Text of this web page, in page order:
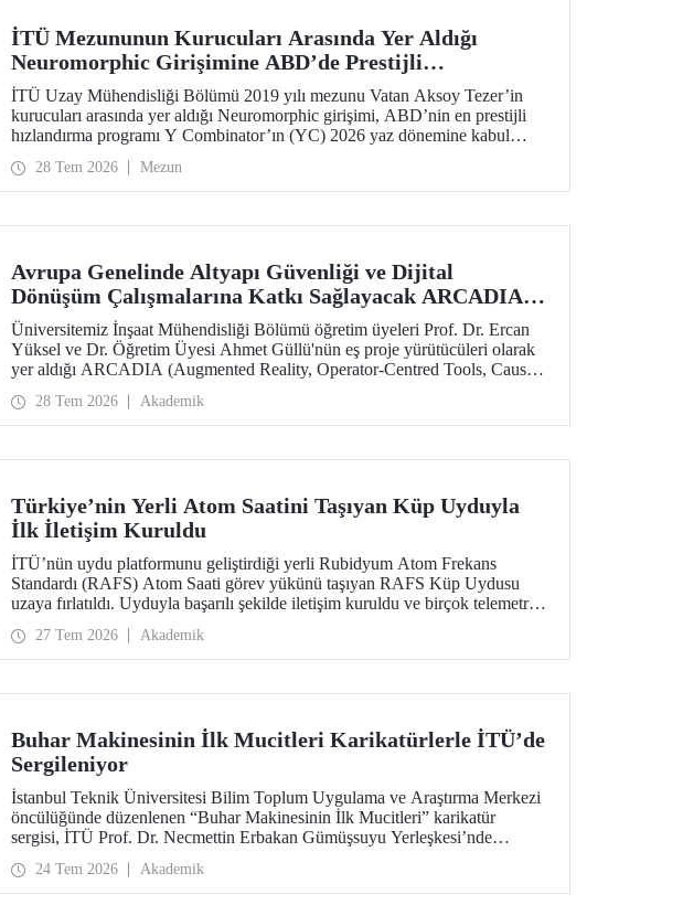
İTÜ Mezununun Kurucuları Arasında Yer Aldığı
Neuromorphic Girişimine ABD’de Prestijli
Hızlandırma Desteği
İTÜ Uzay Mühendisliği Bölümü 2019 yılı mezunu Vatan Aksoy Tezer’in
kurucuları arasında yer aldığı Neuromorphic girişimi, ABD’nin en prestijli
hızlandırma programı Y Combinator’ın (YC) 2026 yaz dönemine kabul
28 Tem 2026 Mezun
Avrupa Genelinde Altyapı Güvenliği ve Dijital
Dönüşüm Çalışmalarına Katkı Sağlayacak ARCADIA
Projesine MSCA Staff Exchanges Programı Desteği
Üniversitemiz İnşaat Mühendisliği Bölümü öğretim üyeleri Prof. Dr. Ercan
Yüksel ve Dr. Öğretim Üyesi Ahmet Güllü'nün eş proje yürütücüleri olarak
yer aldığı ARCADIA (Augmented Reality, Operator-Centred Tools, Causal
Avrupa Birliği Marie Skłodowska-Curie Actions (MSCA) Staff Exchanges
Programı kapsamında desteklenmeye hak kazandı.
28 Tem 2026 Akademik
Türkiye’nin Yerli Atom Saatini Taşıyan Küp Uyduyla
İlk İletişim Kuruldu
İTÜ’nün uydu platformunu geliştirdiği yerli Rubidyum Atom Frekans
Standardı (RAFS) Atom Saati görev yükünü taşıyan RAFS Küp Uydusu
uzaya fırlatıldı. Uyduyla başarılı şekilde iletişim kuruldu ve birçok telemetri
teknolojileri açısından büyük önem taşıyor.
27 Tem 2026 Akademik
Buhar Makinesinin İlk Mucitleri Karikatürlerle İTÜ’de
Sergileniyor
İstanbul Teknik Üniversitesi Bilim Toplum Uygulama ve Araştırma Merkezi
öncülüğünde düzenlenen “Buhar Makinesinin İlk Mucitleri” karikatür
sergisi, İTÜ Prof. Dr. Necmettin Erbakan Gümüşsuyu Yerleşkesi’nde
arasında ziyarete açık olacak.
24 Tem 2026 Akademik